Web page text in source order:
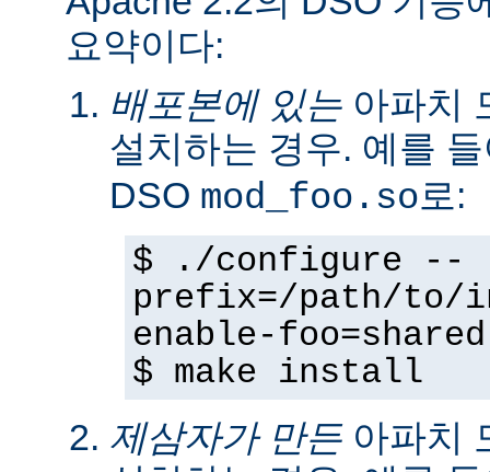
요약이다:
배포본에 있는 아파치
설치하는 경우. 예를
DSO mod_foo.so로:
$ ./configure --
prefix=/path/
enable-foo=shared
$ make install
제삼자가 만든아파치